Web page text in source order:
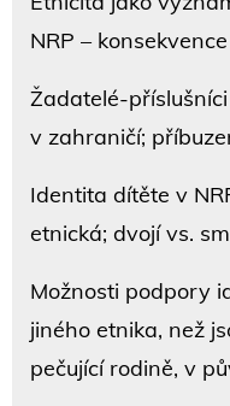
NRP –
Žadatelé-
v zahraničí;
Identita dítěte v
etnická; dvojí vs.
Možnosti podpory
jiného etnika, než
pečující rodině, v